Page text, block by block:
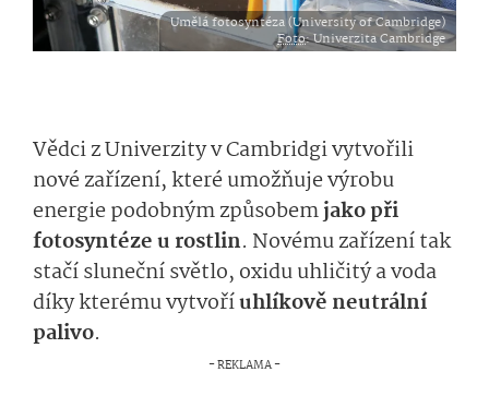
Umělá fotosyntéza (University of Cambridge)
Foto: Univerzita Cambridge
Vědci z Univerzity v Cambridgi vytvořili
nové zařízení, které umožňuje výrobu
energie podobným způsobemjako při
fotosyntéze u rostlin. Novému zařízení tak
stačí sluneční světlo, oxidu uhličitý a voda
díky kterému vytvoříuhlíkově neutrální
palivo.